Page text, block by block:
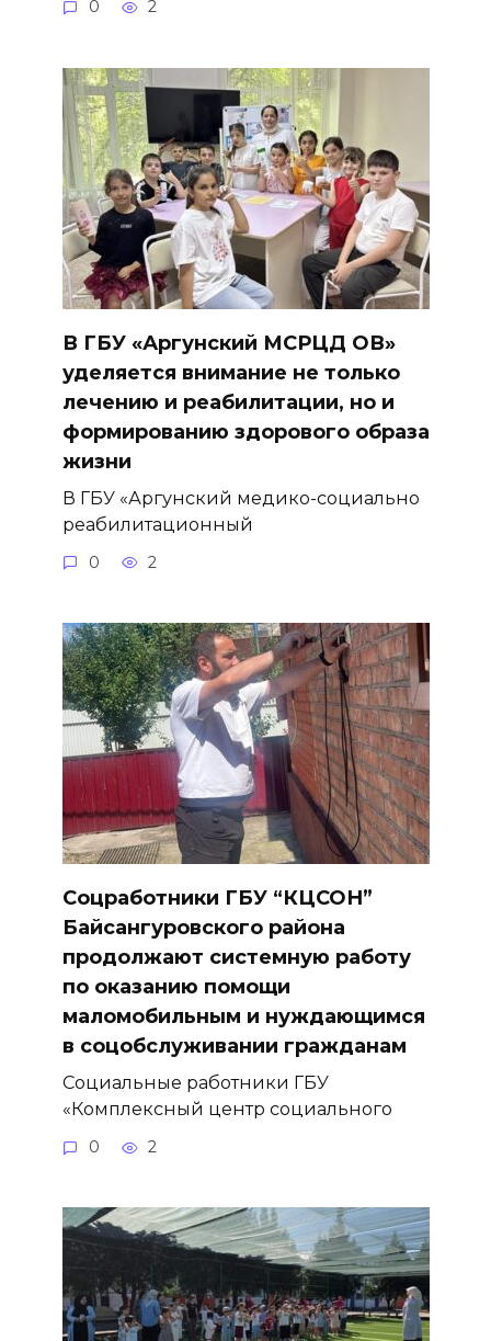
0 2
В ГБУ «Аргунский МСРЦД ОВ»
уделяется внимание не только
лечению и реабилитации, но и
формированию здорового образа
жизни
В ГБУ «Аргунский медико-социально
реабилитационный
0 2
Соцработники ГБУ “КЦСОН”
Байсангуровского района
продолжают системную работу
по оказанию помощи
маломобильным и нуждающимся
в соцобслуживании гражданам
Социальные работники ГБУ
«Комплексный центр социального
0 2